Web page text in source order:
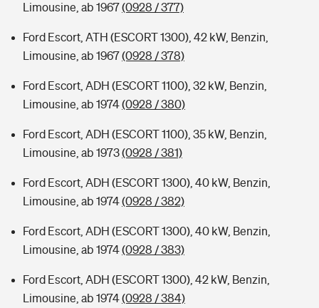
Sie haben Fragen?
Limousine, ab 1967(0928 / 377)
Ford Escort, ATH (ESCORT 1300), 42 kW, Benzin,
Limousine, ab 1967(0928 / 378)
Ford Escort, ADH (ESCORT 1100), 32 kW, Benzin,
Limousine, ab 1974(0928 / 380)
Ford Escort, ADH (ESCORT 1100), 35 kW, Benzin,
Limousine, ab 1973(0928 / 381)
Ford Escort, ADH (ESCORT 1300), 40 kW, Benzin,
Limousine, ab 1974(0928 / 382)
Ford Escort, ADH (ESCORT 1300), 40 kW, Benzin,
Limousine, ab 1974(0928 / 383)
Ford Escort, ADH (ESCORT 1300), 42 kW, Benzin,
Limousine, ab 1974(0928 / 384)